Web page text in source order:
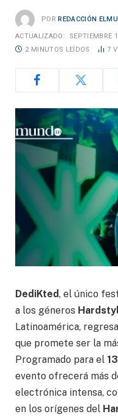
POR REDACCIÓN
ACTUALIZADO: SEPTIEMBRE
2 MINUTOS LEÍDOS
7
DediKted, el único
a los géneros
Latinoamérica,
que promete ser la
Programado para el
evento ofrecerá más
electrónica intensa,
en los orígenes del